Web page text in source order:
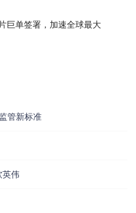
巨单签署，加速全球最大
管新标准
英伟